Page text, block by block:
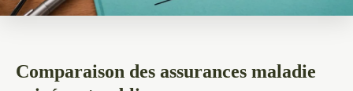
Comparaison des assurances maladie